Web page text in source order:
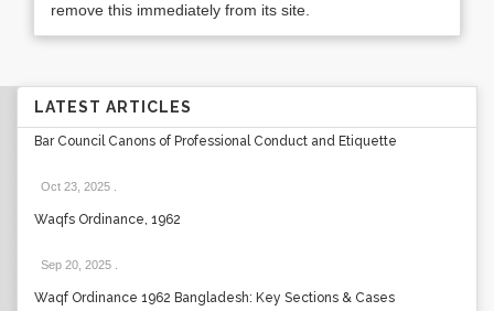
remove this immediately from its site.
LATEST ARTICLES
Bar Council Canons of Professional Conduct and Etiquette
Oct 23, 2025
Waqfs Ordinance, 1962
Sep 20, 2025
Waqf Ordinance 1962 Bangladesh: Key Sections & Cases